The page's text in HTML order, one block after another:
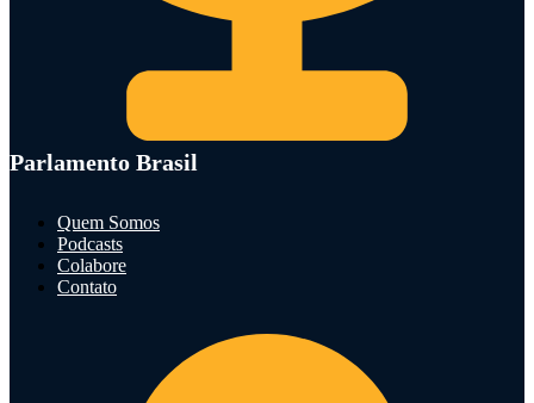
Parlamento Brasil
Quem Somos
Podcasts
Colabore
Contato